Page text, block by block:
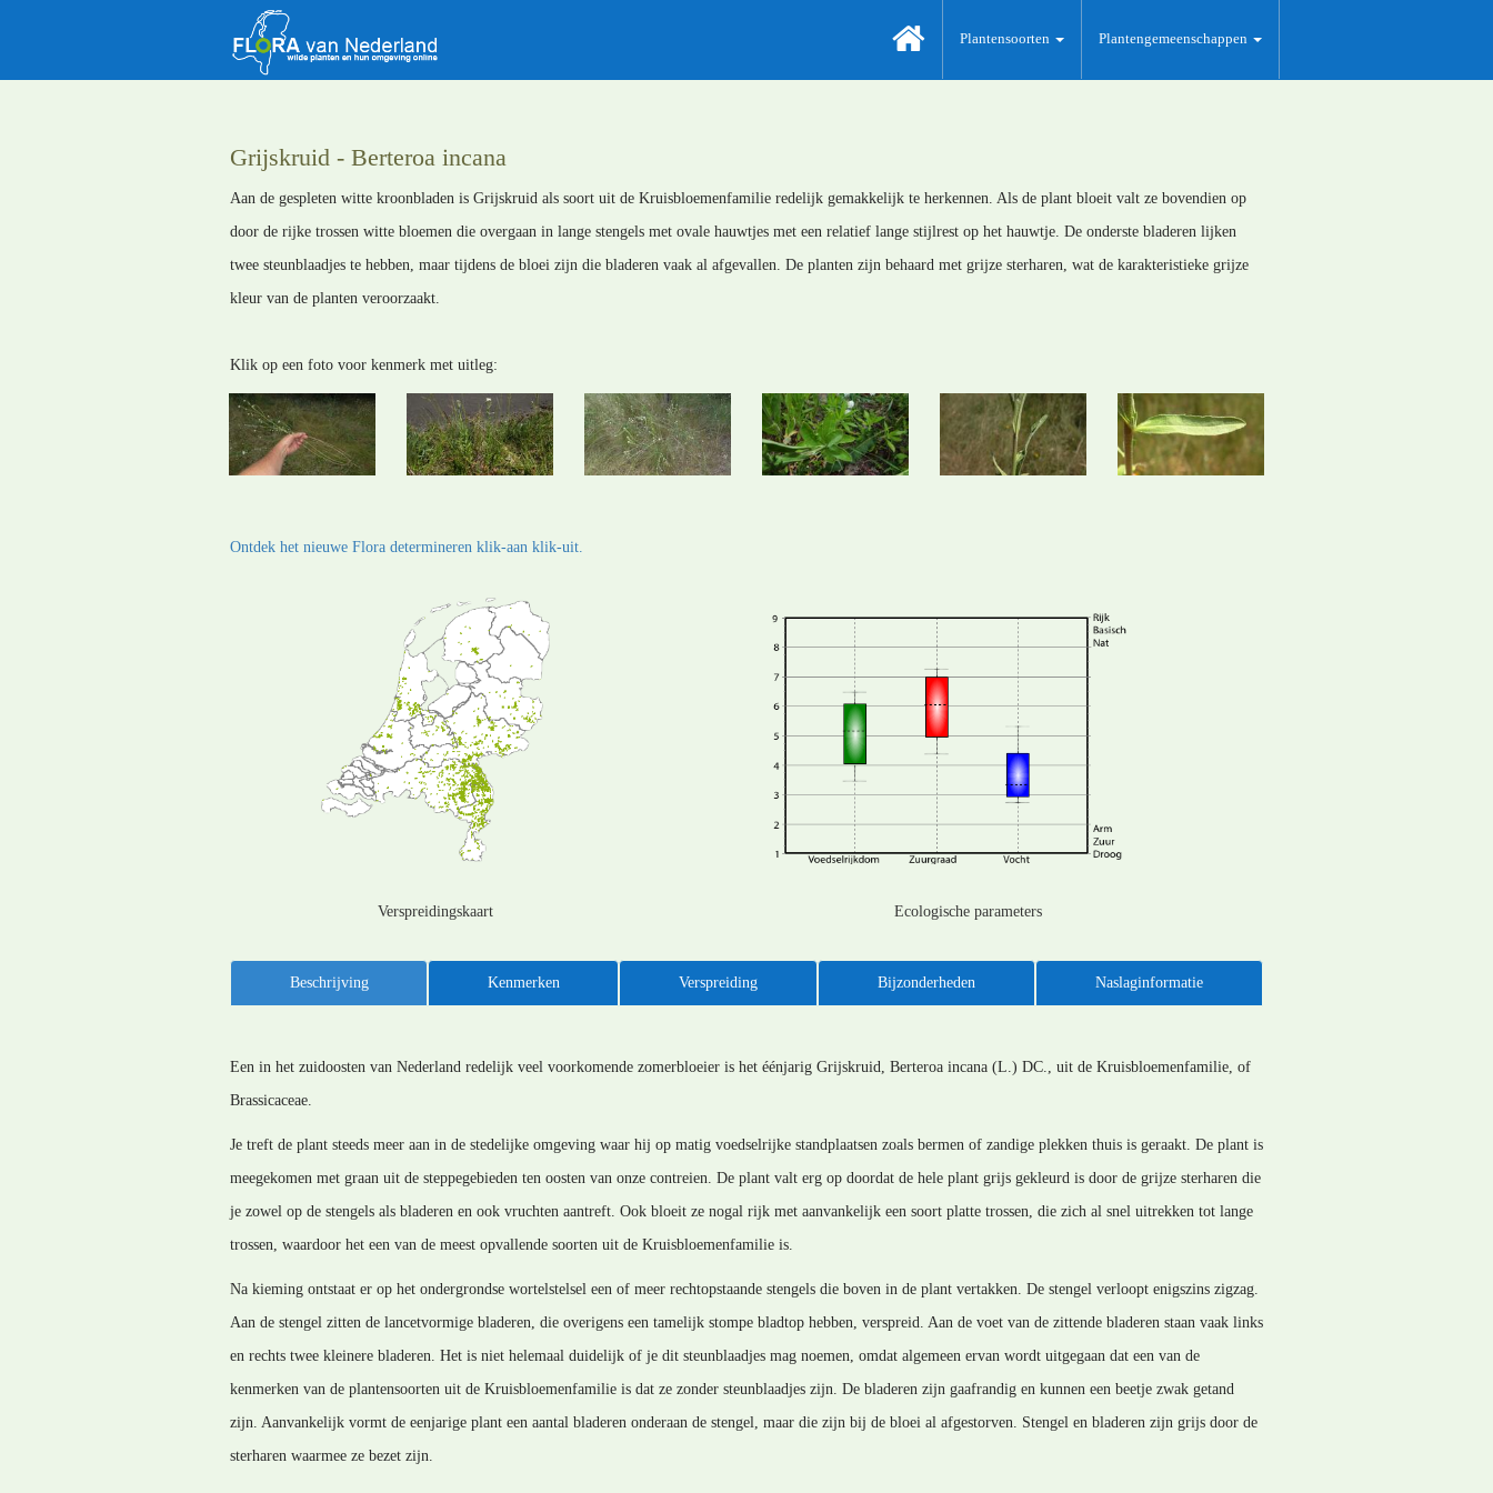
Plantensoorten Plantengemeenschappen
Grijskruid - Berteroa incana
Aan de gespleten witte kroonbladen is Grijskruid als soort uit de Kruisbloemenfamilie redelijk gemakkelijk te herkennen. Als de plant bloeit valt ze bovendien op
door de rijke trossen witte bloemen die overgaan in lange stengels met ovale hauwtjes met een relatief lange stijlrest op het hauwtje. De onderste bladeren lijken
twee steunblaadjes te hebben, maar tijdens de bloei zijn die bladeren vaak al afgevallen. De planten zijn behaard met grijze sterharen, wat de karakteristieke grijze
kleur van de planten veroorzaakt.
Klik op een foto voor kenmerk met uitleg:
Ontdek het nieuwe Flora determineren klik-aan klik-uit.
Verspreidingskaart Ecologische parameters
Beschrijving Kenmerken Verspreiding Bijzonderheden Naslaginformatie
Een in het zuidoosten van Nederland redelijk veel voorkomende zomerbloeier is het éénjarig Grijskruid, Berteroa incana (L.) DC., uit de Kruisbloemenfamilie, of
Brassicaceae.
Je treft de plant steeds meer aan in de stedelijke omgeving waar hij op matig voedselrijke standplaatsen zoals bermen of zandige plekken thuis is geraakt. De plant is
meegekomen met graan uit de steppegebieden ten oosten van onze contreien. De plant valt erg op doordat de hele plant grijs gekleurd is door de grijze sterharen die
je zowel op de stengels als bladeren en ook vruchten aantreft. Ook bloeit ze nogal rijk met aanvankelijk een soort platte trossen, die zich al snel uitrekken tot lange
trossen, waardoor het een van de meest opvallende soorten uit de Kruisbloemenfamilie is.
Na kieming ontstaat er op het ondergrondse wortelstelsel een of meer rechtopstaande stengels die boven in de plant vertakken. De stengel verloopt enigszins zigzag.
Aan de stengel zitten de lancetvormige bladeren, die overigens een tamelijk stompe bladtop hebben, verspreid. Aan de voet van de zittende bladeren staan vaak links
en rechts twee kleinere bladeren. Het is niet helemaal duidelijk of je dit steunblaadjes mag noemen, omdat algemeen ervan wordt uitgegaan dat een van de
kenmerken van de plantensoorten uit de Kruisbloemenfamilie is dat ze zonder steunblaadjes zijn. De bladeren zijn gaafrandig en kunnen een beetje zwak getand
zijn. Aanvankelijk vormt de eenjarige plant een aantal bladeren onderaan de stengel, maar die zijn bij de bloei al afgestorven. Stengel en bladeren zijn grijs door de
sterharen waarmee ze bezet zijn.